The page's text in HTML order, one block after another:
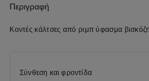
Περιγραφή
Κοντές κάλτσες από ριμπ ύφασμα
Σύνθεση και φροντίδα